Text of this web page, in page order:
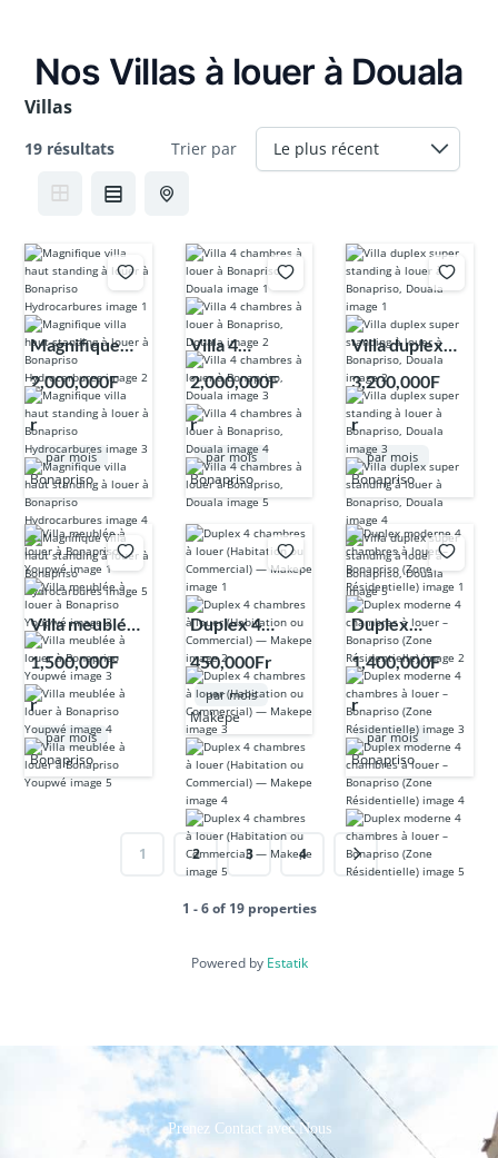
Nos Villas à louer à Douala
Villas
19 résultats Trier par
Magnifique
villa haut
standing à
louer à
Bonapriso
Hydrocarbure
s
2,000,000F
r
par mois
Bonapriso
Villa 4
chambres à
louer à
Bonapriso,
Douala
2,000,000F
r
par mois
Bonapriso
Villa duplex
super standing
à louer à
Bonapriso,
Douala
3,200,000F
r
par mois
Bonapriso
Villa meublée
à louer à
Bonapriso
Youpwé
1,500,000F
r
par mois
Bonapriso
Duplex 4
chambres à
louer
(Habitation ou
Commercial)
— Makepe
450,000Fr
par mois
Makepe
Duplex
moderne 4
chambres à
louer –
Bonapriso
(Zone
Résidentielle)
1,400,000F
r
par mois
Bonapriso
1 2 3 4
1 - 6 of 19 properties
Powered by Estatik
Prenez Contact avec Nous